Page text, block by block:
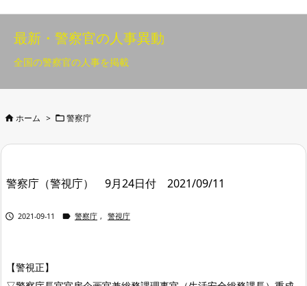
最新・警察官の人事異動
全国の警察官の人事を掲載
 ホーム >  警察庁
警察庁（警視庁） 9月24日付 2021/09/11
 2021-09-11  警察庁 , 警視庁
【警視正】